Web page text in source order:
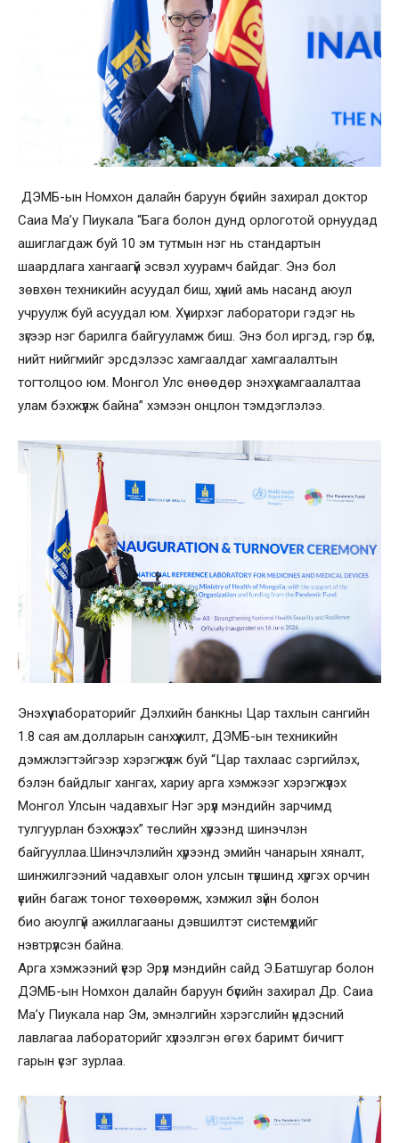
ДЭМБ-ын Номхон далайн баруун бүсийн захирал доктор
Саиа Ма’у Пиукала “Бага болон дунд орлоготой орнуудад
ашиглагдаж буй 10 эм тутмын нэг нь стандартын
шаардлага хангаагүй эсвэл хуурамч байдаг. Энэ бол
зөвхөн техникийн асуудал биш, хүний амь насанд аюул
учруулж буй асуудал юм. Хүчирхэг лаборатори гэдэг нь
зүгээр нэг барилга байгууламж биш. Энэ бол иргэд, гэр бүл,
нийт нийгмийг эрсдэлээс хамгаалдаг хамгаалалтын
тогтолцоо юм. Монгол Улс өнөөдөр энэхүү хамгаалалтаа
улам бэхжүүлж байна” хэмээн онцлон тэмдэглэлээ.
Энэхүү лабораторийг Дэлхийн банкны Цар тахлын сангийн
1.8 сая ам.долларын санхүүжилт, ДЭМБ-ын техникийн
дэмжлэгтэйгээр хэрэгжүүлж буй “Цар тахлаас сэргийлэх,
бэлэн байдлыг хангах, хариу арга хэмжээг хэрэгжүүлэх
Монгол Улсын чадавхыг Нэг эрүүл мэндийн зарчимд
тулгуурлан бэхжүүлэх” төслийн хүрээнд шинэчлэн
байгууллаа.Шинэчлэлийн хүрээнд эмийн чанарын хяналт,
шинжилгээний чадавхыг олон улсын түвшинд хүргэх орчин
үеийн багаж тоног төхөөрөмж, хэмжил зүйн болон
био аюулгүй ажиллагааны дэвшилтэт системүүдийг
нэвтрүүлсэн байна.
Арга хэмжээний үеэр Эрүүл мэндийн сайд Э.Батшугар болон
ДЭМБ-ын Номхон далайн баруун бүсийн захирал Др. Саиа
Ма’у Пиукала нар Эм, эмнэлгийн хэрэгслийн үндэсний
лавлагаа лабораторийг хүлээлгэн өгөх баримт бичигт
гарын үсэг зурлаа.